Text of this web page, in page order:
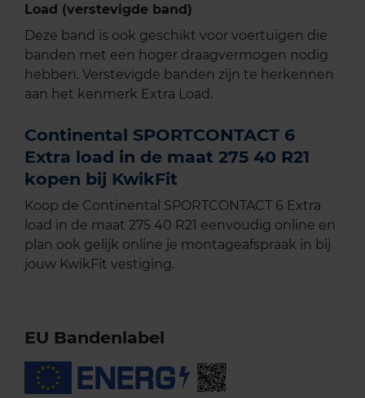
Load (verstevigde band)
Deze band is ook geschikt voor voertuigen die
banden met een hoger draagvermogen nodig
hebben. Verstevigde banden zijn te herkennen
aan het kenmerk Extra Load.
Continental SPORTCONTACT 6
Extra load in de maat 275 40 R21
kopen bij KwikFit
Koop de Continental SPORTCONTACT 6 Extra
load in de maat 275 40 R21 eenvoudig online en
plan ook gelijk online je montageafspraak in bij
jouw KwikFit vestiging.
EU Bandenlabel